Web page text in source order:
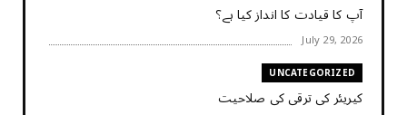
آپ کا قیادت کا انداز کیا ہے؟
July 29, 2026
UNCATEGORIZED
کیریئر کی ترقی کی صلاحیت